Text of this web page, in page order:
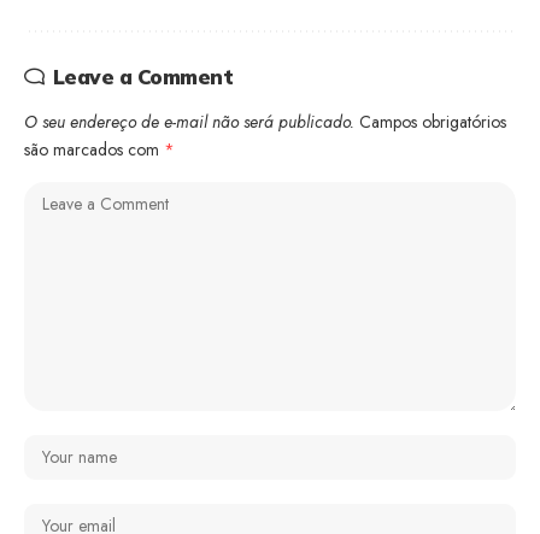
Leave a Comment
O seu endereço de e-mail não será publicado. Campos obrigatórios
são marcados com *